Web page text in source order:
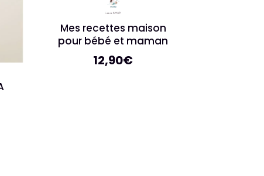
Mes recettes maison
pour bébé et maman
12,90€